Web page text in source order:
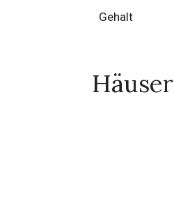
Gehalt
Häuser